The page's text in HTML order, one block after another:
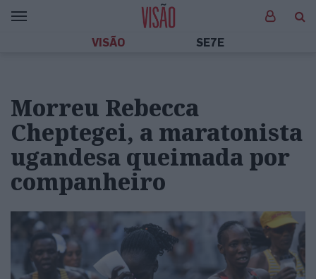
VISÃO SE7E
Morreu Rebecca
Cheptegei, a maratonista
ugandesa queimada por
companheiro